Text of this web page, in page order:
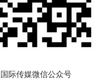
际传媒微信公众号